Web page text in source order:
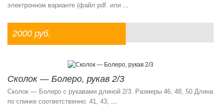
электронном варианте (файл pdf. или ...
2000 руб.
Сколок — Болеро, рукав 2/3
Сколок — Болеро с рукавами длиной 2/3. Размеры 46, 48, 50 Длина
по спинке соответственно: 41, 43,